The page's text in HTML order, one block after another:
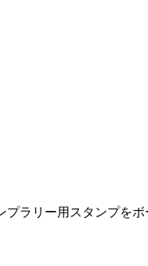
ラリー用スタンプを